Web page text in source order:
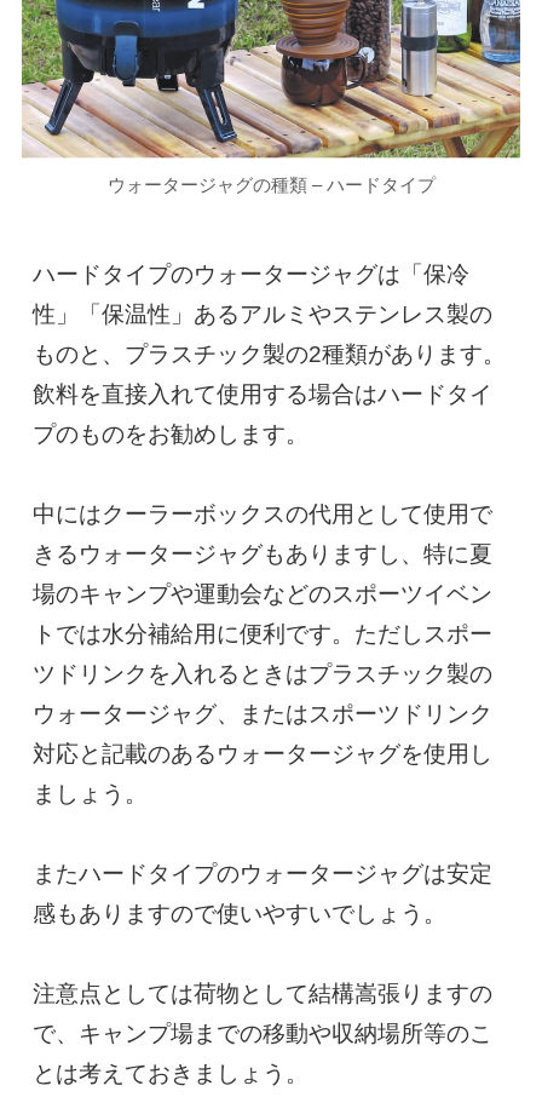
ウォータージャグの種類 – ハードタイプ
ハードタイプのウォータージャグは「保冷
性」「保温性」あるアルミやステンレス製の
ものと、プラスチック製の2種類があります。
飲料を直接入れて使用する場合はハードタイ
プのものをお勧めします。
中にはクーラーボックスの代用として使用で
きるウォータージャグもありますし、特に夏
場のキャンプや運動会などのスポーツイベン
トでは水分補給用に便利です。ただしスポー
ツドリンクを入れるときはプラスチック製の
ウォータージャグ、またはスポーツドリンク
対応と記載のあるウォータージャグを使用し
ましょう。
またハードタイプのウォータージャグは安定
感もありますので使いやすいでしょう。
注意点としては荷物として結構嵩張りますの
で、キャンプ場までの移動や収納場所等のこ
とは考えておきましょう。